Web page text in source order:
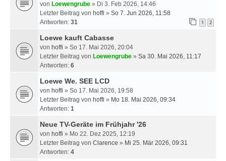
von Loewengrube » Di 3. Feb 2026, 14:46
Letzter Beitrag von hoffi » So 7. Jun 2026, 11:58
Antworten: 31 1 2
Loewe kauft Cabasse
von hoffi » So 17. Mai 2026, 20:04
Letzter Beitrag von Loewengrube » Sa 30. Mai 2026, 11:17
Antworten: 6
Loewe We. SEE LCD
von hoffi » So 17. Mai 2026, 19:58
Letzter Beitrag von hoffi » Mo 18. Mai 2026, 09:34
Antworten: 1
Neue TV-Geräte im Frühjahr '26
von hoffi » Mo 22. Dez 2025, 12:19
Letzter Beitrag von Clarence » Mi 25. Mär 2026, 09:31
Antworten: 4